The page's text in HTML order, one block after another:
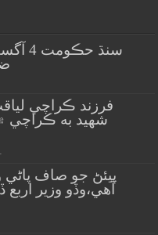
سنڌ
شهيد به ڪراچي ۾
پيئڻ جو صاف پاڻي
آهي،وڏو وزير